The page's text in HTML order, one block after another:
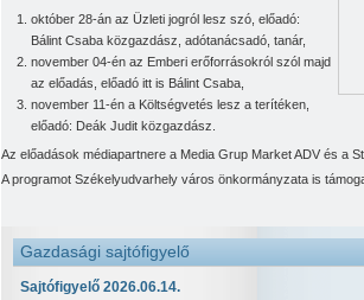
október 28-án az Üzleti jogról lesz szó, előadó:
Bálint Csaba közgazdász, adótanácsadó, tanár,
november 04-én az Emberi erőforrásokról szól majd
az előadás, előadó itt is Bálint Csaba,
november 11-én a Költségvetés lesz a terítéken,
előadó: Deák Judit közgazdász.
Az előadások médiapartnere a Media Grup Market ADV és a
A programot Székelyudvarhely város önkormányzata is
Gazdasági sajtófigyelő
Sajtófigyelő 2026.06.14.